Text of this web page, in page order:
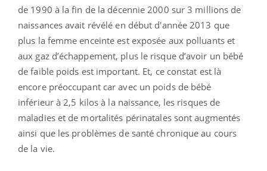
de 1990 à la fin de la décennie 2000 sur 3 millions de
naissances avait révélé en début d'année 2013 que
plus la femme enceinte est exposée aux polluants et
aux gaz d’échappement, plus le risque d’avoir un bébé
de faible poids est important. Et, ce constat est là
encore préoccupant car avec un poids de bébé
inférieur à 2,5 kilos à la naissance, les risques de
maladies et de mortalités périnatales sont augmentés
ainsi que les problèmes de santé chronique au cours
de la vie.